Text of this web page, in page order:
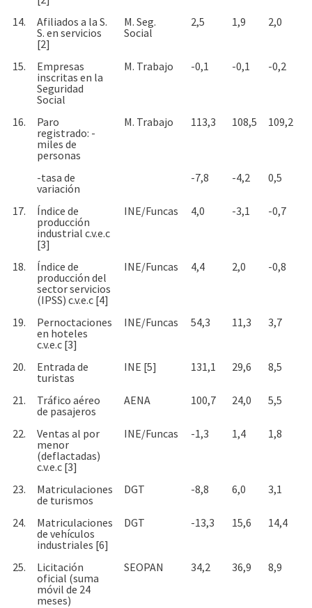
14.
Afiliados a la S.
S. en servicios
[2]
M. Seg.
Social
2,5 1,9 2,0
15.
Empresas
inscritas en la
Seguridad
Social
M. Trabajo -0,1 -0,1 -0,2
16.
Paro
registrado: -
miles de
personas
M. Trabajo 113,3 108,5 109,2
-tasa de
variación
-7,8 -4,2 0,5
17.
Índice de
producción
industrial c.v.e.c
[3]
INE/Funcas 4,0 -3,1 -0,7
18.
Índice de
producción del
sector servicios
(IPSS) c.v.e.c [4]
INE/Funcas 4,4 2,0 -0,8
19.
Pernoctaciones
en hoteles
c.v.e.c [3]
INE/Funcas 54,3 11,3 3,7
20.
Entrada de
turistas
INE [5] 131,1 29,6 8,5
21.
Tráfico aéreo
de pasajeros
AENA 100,7 24,0 5,5
22.
Ventas al por
menor
(deflactadas)
c.v.e.c [3]
INE/Funcas -1,3 1,4 1,8
23.
Matriculaciones
de turismos
DGT -8,8 6,0 3,1
24.
Matriculaciones
de vehículos
industriales [6]
DGT -13,3 15,6 14,4
25.
Licitación
oficial (suma
móvil de 24
meses)
SEOPAN 34,2 36,9 8,9